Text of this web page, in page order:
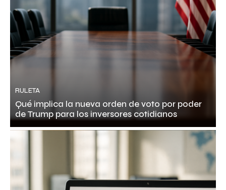
RULETA
Qué implica la nueva orden de voto por poder
de Trump para los inversores cotidianos